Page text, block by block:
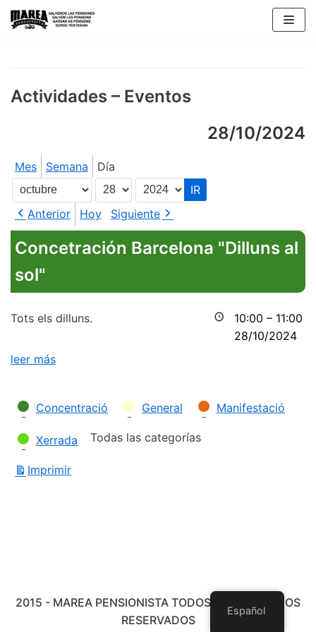
Saltar
Actividades – Eventos
28/10/2024
Mes Semana Día
Mes
Día
Año
Anterior
Hoy Siguiente
Concetración Barcelona "Dilluns al
sol"
10:00 – 11:00
28/10/2024
Tots els dilluns.
leer más
Categorías
Concentració General Manifestació
Xerrada Todas las categorías
Imprimir
2015 - MAREA PENSIONISTA TODOS LOS DERECHOS
RESERVADOS
Español